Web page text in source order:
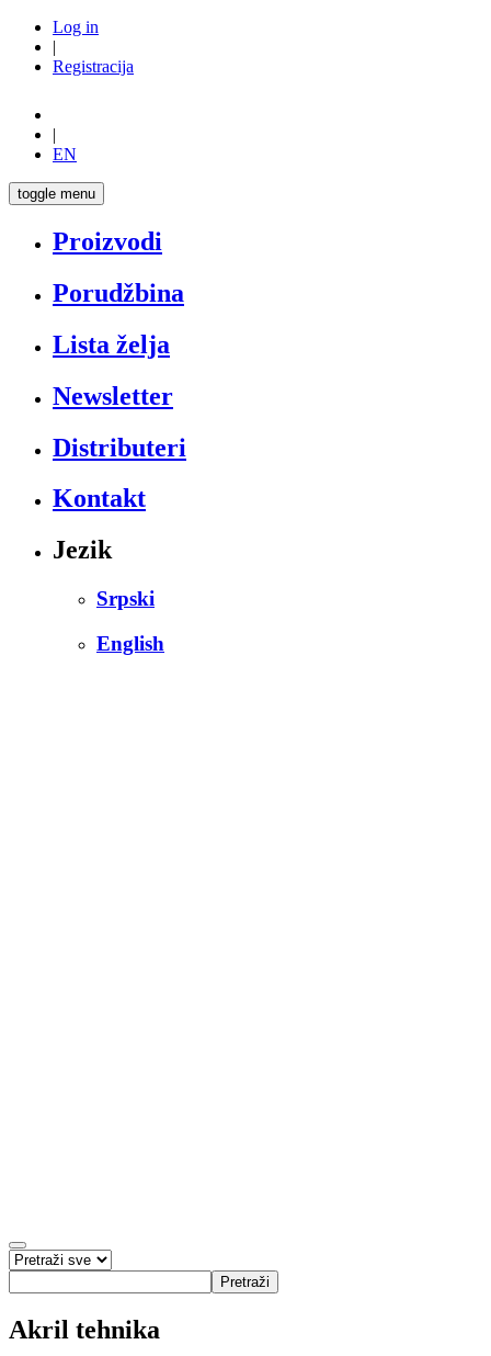
Log in
|
Registracija
|
EN
toggle menu
Proizvodi
Porudžbina
Lista želja
Newsletter
Distributeri
Kontakt
Jezik
Srpski
English
Pretraži
Akril tehnika